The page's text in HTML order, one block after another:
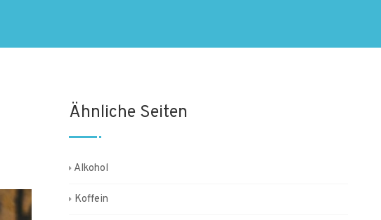
Ähnliche Seiten
Alkohol
Koffein